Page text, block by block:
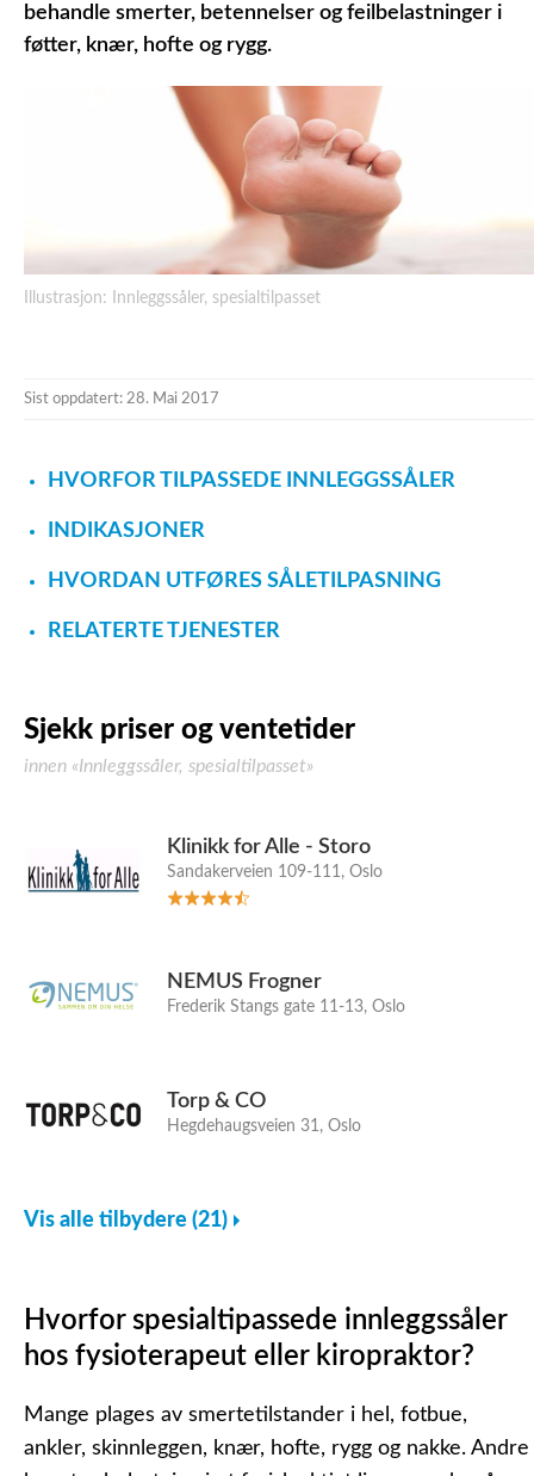
behandle smerter, betennelser og feilbelastninger i
føtter, knær, hofte og rygg.
Illustrasjon: Innleggssåler, spesialtilpasset
Sist oppdatert: 28. Mai 2017
HVORFOR TILPASSEDE INNLEGGSSÅLER
INDIKASJONER
HVORDAN UTFØRES SÅLETILPASNING
RELATERTE TJENESTER
Sjekk priser og ventetider
innen «Innleggssåler, spesialtilpasset»
Klinikk for Alle - Storo
Sandakerveien 109-111, Oslo
NEMUS Frogner
Frederik Stangs gate 11-13, Oslo
Torp & CO
Hegdehaugsveien 31, Oslo
Vis alle tilbydere (21)
Hvorfor spesialtipassede innleggssåler
hos fysioterapeut eller kiropraktor?
Mange plages av smertetilstander i hel, fotbue,
ankler, skinnleggen, knær, hofte, rygg og nakke. Andre